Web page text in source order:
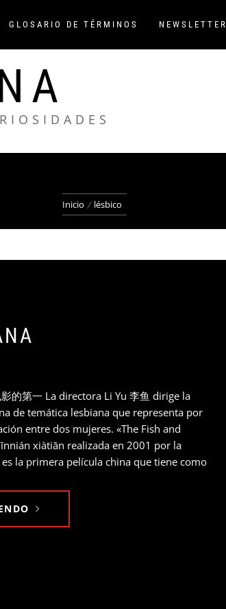
GLOSARIO DE TÉRMINOS NEWSLETTER
Inicio lésbico
的第一 La directora Li Yu 李鱼 dirige la
de temática lesbiana que representa por
entre dos mujeres. «The Fish and
xiàtiān realizada en 2001 por la
la primera película china que tiene como